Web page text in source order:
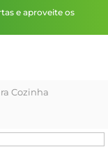
e aproveite os
Cozinha